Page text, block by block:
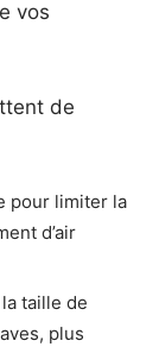
vos
de
pour limiter la
d’air
taille de
plus